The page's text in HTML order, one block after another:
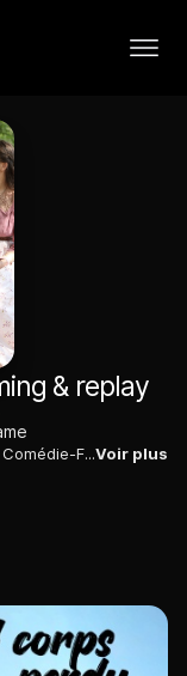
& replay
Valeria Bruni Tedeschi dirige la troupe de la Comédie-Française dans une adaptation libre du drame de Tchekhov, traduit par André Markowicz et Françoise Morvan.Voir plus